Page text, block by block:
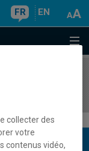
FR EN
collecter des
votre
contenus vidéo,